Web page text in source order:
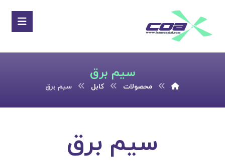
سیم برق
محصولات کابل سیم برق
سیم برق